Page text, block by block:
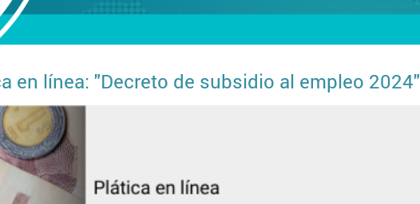
en línea: "Decreto de subsidio al empleo 2024"